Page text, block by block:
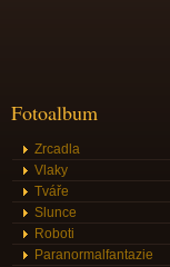
Fotoalbum
Zrcadla
Vlaky
Tváře
Slunce
Roboti
Paranormalfantazie